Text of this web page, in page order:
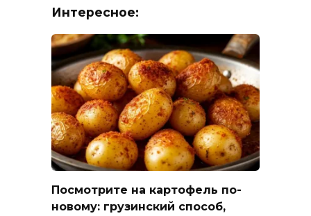
Интересное:
Посмотрите на картофель по-
новому: грузинский способ,